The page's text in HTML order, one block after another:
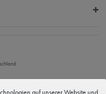
auf unserer Website und